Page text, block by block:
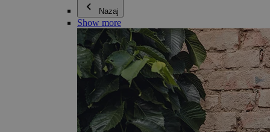
Nazaj
Show more